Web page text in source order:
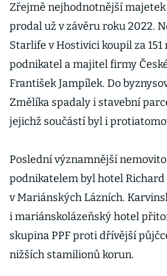
Zřejmě nejhodnotnější
prodal už v závěru roku 2022.
Starlife v Hostivici koupil za
podnikatel a majitel firmy
František Jampílek. Do
Změlíka spadaly i stavební
jejichž součástí byl i
Poslední významnější
podnikatelem byl hotel
v Mariánských Lázních.
i mariánskolázeňský hotel
skupina PPF proti dřívější
nižších stamilionů korun.